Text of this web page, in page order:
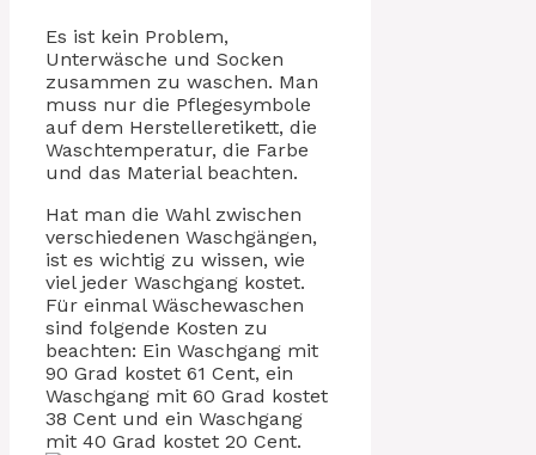
Es ist kein Problem,
Unterwäsche und Socken
zusammen zu waschen. Man
muss nur die Pflegesymbole
auf dem Herstelleretikett, die
Waschtemperatur, die Farbe
und das Material beachten.
Hat man die Wahl zwischen
verschiedenen Waschgängen,
ist es wichtig zu wissen, wie
viel jeder Waschgang kostet.
Für einmal Wäschewaschen
sind folgende Kosten zu
beachten: Ein Waschgang mit
90 Grad kostet 61 Cent, ein
Waschgang mit 60 Grad kostet
38 Cent und ein Waschgang
mit 40 Grad kostet 20 Cent.